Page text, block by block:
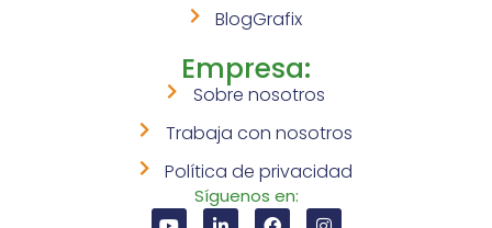
BlogGrafix
Empresa:
Sobre nosotros
Trabaja con nosotros
Política de privacidad
Síguenos en: